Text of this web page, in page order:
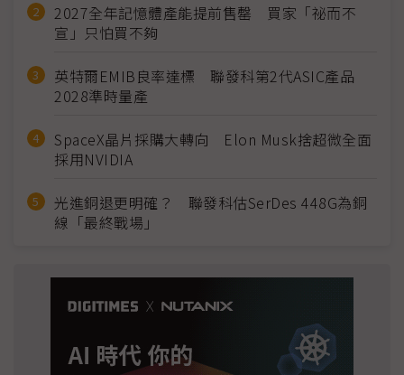
2027全年記憶體產能提前售罄 買家「祕而不
宣」只怕買不夠
英特爾EMIB良率達標 聯發科第2代ASIC產品
2028準時量產
SpaceX晶片採購大轉向 Elon Musk捨超微全面
採用NVIDIA
光進銅退更明確？ 聯發科估SerDes 448G為銅
線「最終戰場」